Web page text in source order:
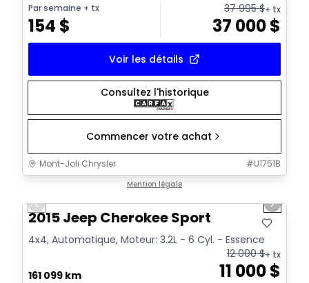
Par semaine + tx
154 $
37 995$+ tx
37 000$
Voir les détails
Consultez l'historique
Commencer votre achat
Mont-Joli Chrysler #U1751B
Mention légale
Previous slide Next
2015 Jeep Cherokee Sport
4x4, Automatique, Moteur: 3.2L - 6 Cyl. - Essence
161 099 km 11 000$
12 000$+ tx